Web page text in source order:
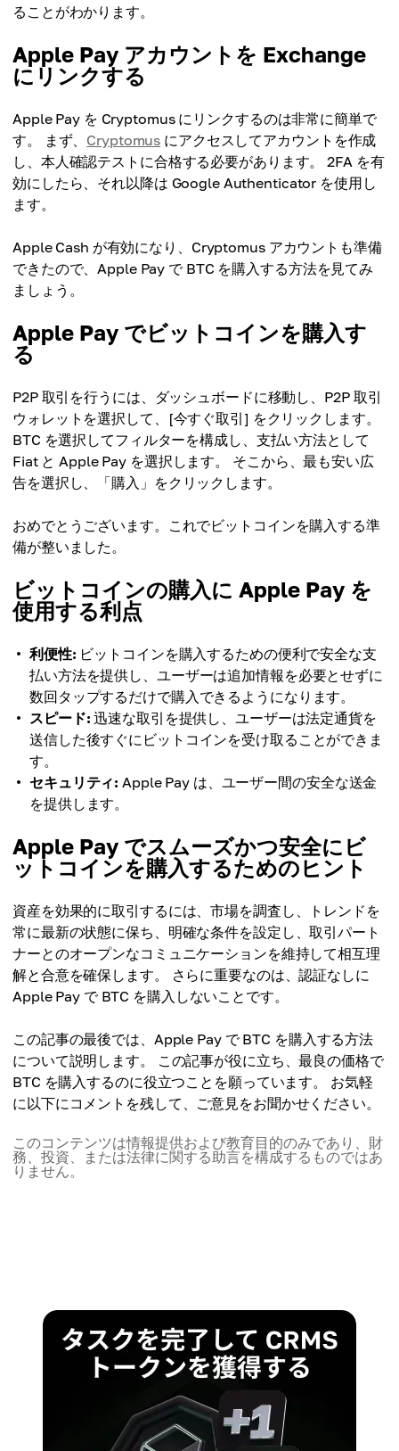
ることがわかります。
Apple Pay アカウントを Exchange
にリンクする
Apple Pay を Cryptomus にリンクするのは非常に簡単で
す。 まず、 Cryptomus にアクセスしてアカウントを作成
し、本人確認テストに合格する必要があります。 2FA を有
効にしたら、それ以降は Google Authenticator を使用し
ます。
Apple Cash が有効になり、Cryptomus アカウントも準備
できたので、Apple Pay で BTC を購入する方法を見てみ
ましょう。
Apple Pay でビットコインを購入す
る
P2P 取引を行うには、ダッシュボードに移動し、P2P 取引
ウォレットを選択して、[今すぐ取引] をクリックします。
BTC を選択してフィルターを構成し、支払い方法として
Fiat と Apple Pay を選択します。 そこから、最も安い広
告を選択し、「購入」をクリックします。
おめでとうございます。これでビットコインを購入する準
備が整いました。
ビットコインの購入に Apple Pay を
使用する利点
利便性: ビットコインを購入するための便利で安全な支
払い方法を提供し、ユーザーは追加情報を必要とせずに
数回タップするだけで購入できるようになります。
スピード: 迅速な取引を提供し、ユーザーは法定通貨を
送信した後すぐにビットコインを受け取ることができま
す。
セキュリティ: Apple Pay は、ユーザー間の安全な送金
を提供します。
Apple Pay でスムーズかつ安全にビ
ットコインを購入するためのヒント
資産を効果的に取引するには、市場を調査し、トレンドを
常に最新の状態に保ち、明確な条件を設定し、取引パート
ナーとのオープンなコミュニケーションを維持して相互理
解と合意を確保します。 さらに重要なのは、認証なしに
Apple Pay で BTC を購入しないことです。
この記事の最後では、Apple Pay で BTC を購入する方法
について説明します。 この記事が役に立ち、最良の価格で
BTC を購入するのに役立つことを願っています。 お気軽
に以下にコメントを残して、ご意見をお聞かせください。
このコンテンツは情報提供および教育目的のみであり、財
務、投資、または法律に関する助言を構成するものではあ
りません。